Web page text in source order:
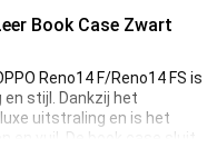
Book Case Zwart
Reno14 F/Reno14 FS is
stijl. Dankzij het
uitstraling en is het
en vuil. De book case sluit
vakjes voor pasjes of